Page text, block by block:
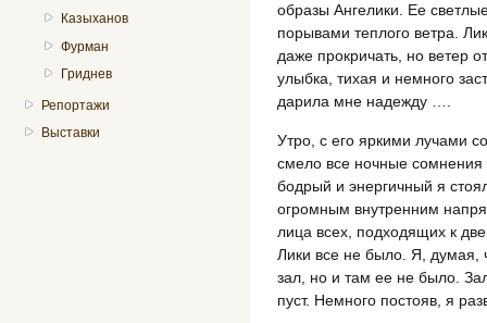
Казыханов
Фурман
Гриднев
Репортажи
Выставки
образы Ангелики. Ее
порывами теплого ветра.
даже прокричать, но ветер
улыбка, тихая и немного
дарила мне надежду ….
Утро, с его яркими лучами
смело все ночные сомнения
бодрый и энергичный я
огромным внутренним
лица всех, подходящих к
Лики все не было. Я, думая,
зал, но и там ее не было.
пуст. Немного постояв, я